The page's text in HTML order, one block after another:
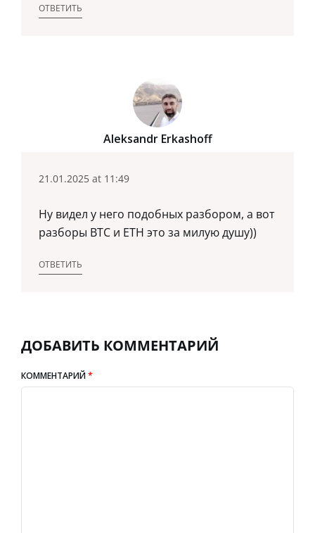
ОТВЕТИТЬ
Aleksandr Erkashoff
21.01.2025 at 11:49
Ну видел у него подобных разбором, а вот
разборы BTC и ETH это за милую душу))
ОТВЕТИТЬ
ДОБАВИТЬ КОММЕНТАРИЙ
КОММЕНТАРИЙ*